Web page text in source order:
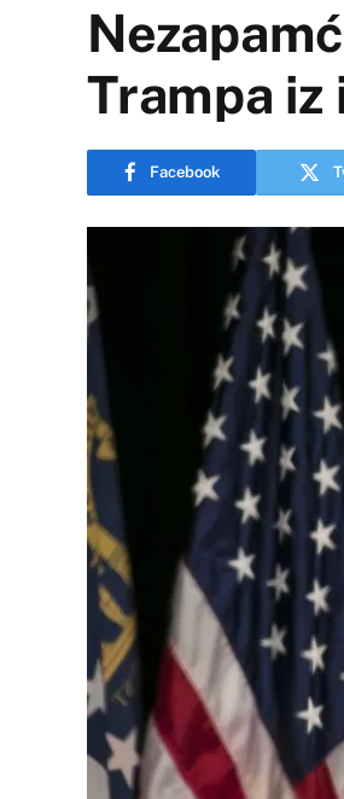
Trampa
Facebook